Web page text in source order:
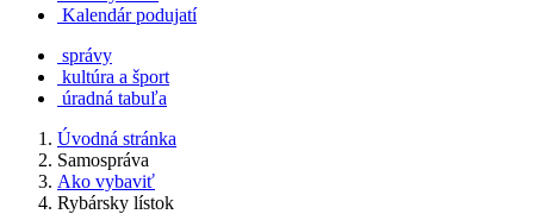
Kalendár podujatí
správy
kultúra a šport
úradná tabuľa
Úvodná stránka
Samospráva
Ako vybaviť
Rybársky lístok